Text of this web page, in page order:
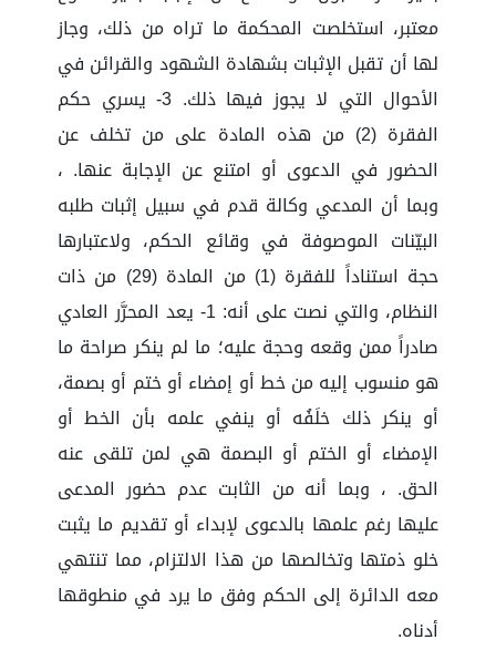
معتبر، استخلصت المحكمة ما تراه من ذلك، وجاز
لها أن تقبل الإثبات بشهادة الشهود والقرائن في
الأحوال التي لا يجوز فيها ذلك. 3- يسري حكم
الفقرة (2) من هذه المادة على من تخلف عن
الحضور في الدعوى أو امتنع عن الإجابة عنها. ،
وبما أن المدعي وكالة قدم في سبيل إثبات طلبه
البيّنات الموصوفة في وقائع الحكم، ولاعتبارها
حجة استناداً للفقرة (1) من المادة (29) من ذات
النظام، والتي نصت على أنه: 1- يعد المحرَّر العادي
صادراً ممن وقعه وحجة عليه؛ ما لم ينكر صراحة ما
هو منسوب إليه من خط أو إمضاء أو ختم أو بصمة،
أو ينكر ذلك خلَفُه أو ينفي علمه بأن الخط أو
الإمضاء أو الختم أو البصمة هي لمن تلقى عنه
الحق. ، وبما أنه من الثابت عدم حضور المدعى
عليها رغم علمها بالدعوى لإبداء أو تقديم ما يثبت
خلو ذمتها وتخالصها من هذا الالتزام، مما تنتهي
معه الدائرة إلى الحكم وفق ما يرد في منطوقها
أدناه.